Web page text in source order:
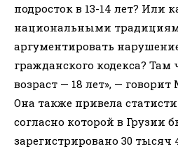
подросток в 13-14 лет? Или
национальными
аргументировать
гражданского кодекса? Там
возраст — 18 лет», —
Она также привела
согласно которой в Грузии
зарегистрировано 30 тысяч